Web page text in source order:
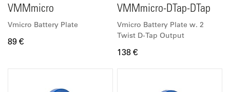
VMMmicro
Vmicro Battery Plate
89 €
VMMmicro-DTap-DTap
Vmicro Battery Plate w. 2
Twist D-Tap Output
138 €